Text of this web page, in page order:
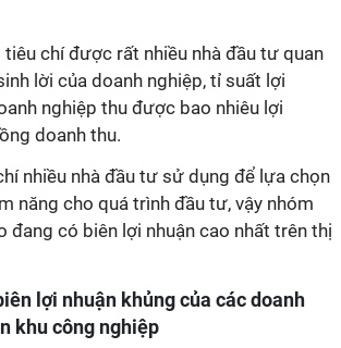
chí được rất nhiều nhà đầu tư quan
lời của doanh nghiệp, tỉ suất lợi
nghiệp thu được bao nhiêu lợi
doanh thu.
nhiều nhà đầu tư sử dụng để lựa chọn
năng cho quá trình đầu tư, vậy nhóm
đang có biên lợi nhuận cao nhất trên thị
lợi nhuận khủng của các doanh
khu công nghiệp